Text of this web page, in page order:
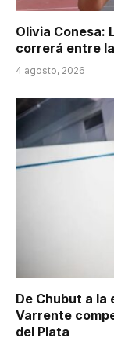
Olivia Conesa:
correrá entre
4 agosto, 2026
De Chubut a la
Varrente
del Plata